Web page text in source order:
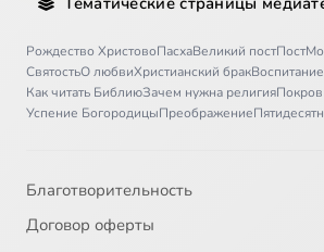
Рождество ХристовоПасхаВеликий постПост
СвятостьО любвиХристианский брак
Как читать БиблиюЗачем нужна религия
Успение БогородицыПреображение
Благотворительность
Договор оферты